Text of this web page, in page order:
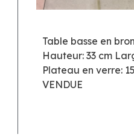
Table basse en
Hauteur: 33 cm
Plateau en verre:
VENDUE